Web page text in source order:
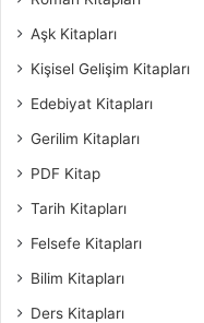
Aşk Kitapları
Kişisel Gelişim Kitapları
Edebiyat Kitapları
Gerilim Kitapları
PDF Kitap
Tarih Kitapları
Felsefe Kitapları
Bilim Kitapları
Ders Kitapları